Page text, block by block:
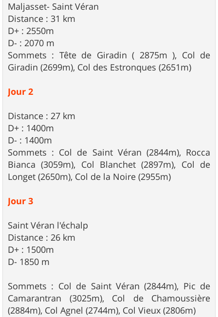
Maljasset- Saint Véran
Distance : 31 km
D+ : 2550m
D- : 2070 m
Sommets : Tête de Giradin ( 2875m ), Col de
Giradin (2699m), Col des Estronques (2651m)
Jour 2
Distance : 27 km
D+ : 1400m
D- : 1400m
Sommets : Col de Saint Véran (2844m), Rocca
Bianca (3059m), Col Blanchet (2897m), Col de
Longet (2650m), Col de la Noire (2955m)
Jour 3
Saint Véran l'échalp
Distance : 26 km
D+ : 1500m
D- 1850 m
Sommets : Col de Saint Véran (2844m), Pic de
Camarantran (3025m), Col de Chamoussière
(2884m), Col Agnel (2744m), Col Vieux (2806m)